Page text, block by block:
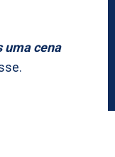
uma cena